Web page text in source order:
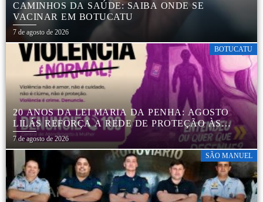
CAMINHOS DA SAÚDE: SAIBA ONDE SE
VACINAR EM BOTUCATU
7 de agosto de 2026
BOTUCATU
20 ANOS DA LEI MARIA DA PENHA: AGOSTO
LILÁS REFORÇA A REDE DE PROTEÇÃO ÀS
MULHERES EM BOTUCATU
7 de agosto de 2026
SÃO MANUEL